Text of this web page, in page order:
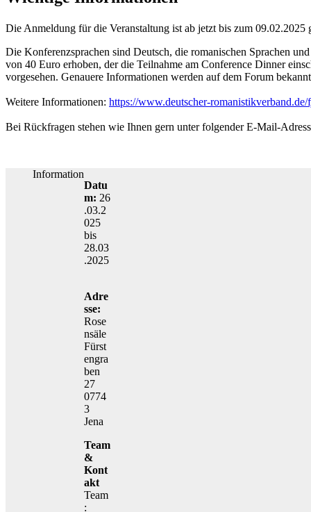
Die Anmeldung für die Veranstaltung ist ab jetzt bis zum 09.02.2025
Die Konferenzsprachen sind Deutsch, die romanischen Sprachen
von 40 Euro erhoben, der die Teilnahme am Conference Dinner
vorgesehen. Genauere Informationen werden auf dem Forum
Weitere Informationen: https://www.deutscher-romanistikverband.de/
Bei Rückfragen stehen wie Ihnen gern unter folgender E-Mail-
Information
Datu
m: 26
.03.2
025
bis
28.03
.2025
Adre
sse:
Rose
nsäle
Fürst
engra
ben
27
0774
3
Jena
Team
&
Kont
akt
Team
: